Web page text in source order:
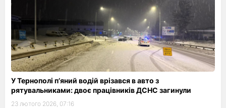
У Тернополі п’яний водій врізався в авто з
рятувальниками: двоє працівників ДСНС загинули
23 лютого 2026, 07:16